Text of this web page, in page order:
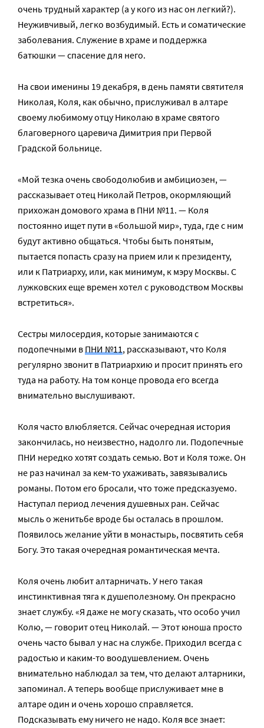
очень трудный характер (а у кого из нас он легкий?).
Неуживчивый, легко возбудимый. Есть и соматические
заболевания. Служение в храме и поддержка
батюшки — спасение для него.
На свои именины 19 декабря, в день памяти святителя
Николая, Коля, как обычно, прислуживал в алтаре
своему любимому отцу Николаю в храме святого
благоверного царевича Димитрия при Первой
Градской больнице.
«Мой тезка очень свободолюбив и амбициозен, —
рассказывает отец Николай Петров, окормляющий
прихожан домового храма в ПНИ №11. — Коля
постоянно ищет пути в «большой мир», туда, где с ним
будут активно общаться. Чтобы быть понятым,
пытается попасть сразу на прием или к президенту,
или к Патриарху, или, как минимум, к мэру Москвы. С
лужковских еще времен хотел с руководством Москвы
встретиться».
Сестры милосердия, которые занимаются с
подопечными вПНИ №11, рассказывают, что Коля
регулярно звонит в Патриархию и просит принять его
туда на работу. На том конце провода его всегда
внимательно выслушивают.
Коля часто влюбляется. Сейчас очередная история
закончилась, но неизвестно, надолго ли. Подопечные
ПНИ нередко хотят создать семью. Вот и Коля тоже. Он
не раз начинал за кем-то ухаживать, завязывались
романы. Потом его бросали, что тоже предсказуемо.
Наступал период лечения душевных ран. Сейчас
мысль о женитьбе вроде бы осталась в прошлом.
Появилось желание уйти в монастырь, посвятить себя
Богу. Это такая очередная романтическая мечта.
Коля очень любит алтарничать. У него такая
инстинктивная тяга к душеполезному. Он прекрасно
знает службу. «Я даже не могу сказать, что особо учил
Колю, — говорит отец Николай. — Этот юноша просто
очень часто бывал у нас на службе. Приходил всегда с
радостью и каким-то воодушевлением. Очень
внимательно наблюдал за тем, что делают алтарники,
запоминал. А теперь вообще прислуживает мне в
алтаре один и очень хорошо справляется.
Подсказывать ему ничего не надо. Коля все знает: